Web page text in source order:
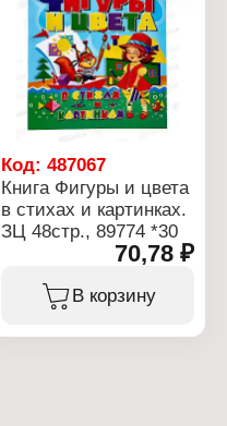
Код:487067
Книга Фигуры и цвета
в стихах и картинках.
ЗЦ 48стр., 89774 *30
70,78 ₽
В корзину